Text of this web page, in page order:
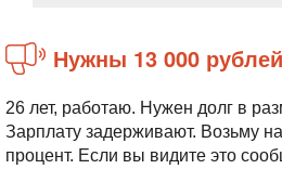
Нужны 13 000
26 лет, работаю. Нужен долг в
Зарплату задерживают. Возьму
процент. Если вы видите это